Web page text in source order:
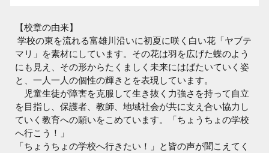
【校章の由来】
学校の東を流れる富雄川沿いに初夏に咲く白い花「ヤブテ
マリ」を素材にしています。その花は羽を広げた蝶のよう
にも見え、その形からたくましく未来にはばたいていく姿
と、一人一人の個性の輝きとを表現しています。
児童生徒が障害を克服して生き抜く力強さを持って自立
を目指し、保護者、教師、地域社会が共に支え合い協力し
ていく教育への願いをこめています。「ちょうちょの学校
へ行こう！」
「ちょうちょの学校へ行きたい！」と皆の声が聞こえてく